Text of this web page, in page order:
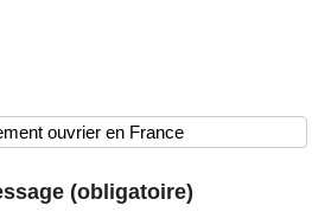
(obligatoire)